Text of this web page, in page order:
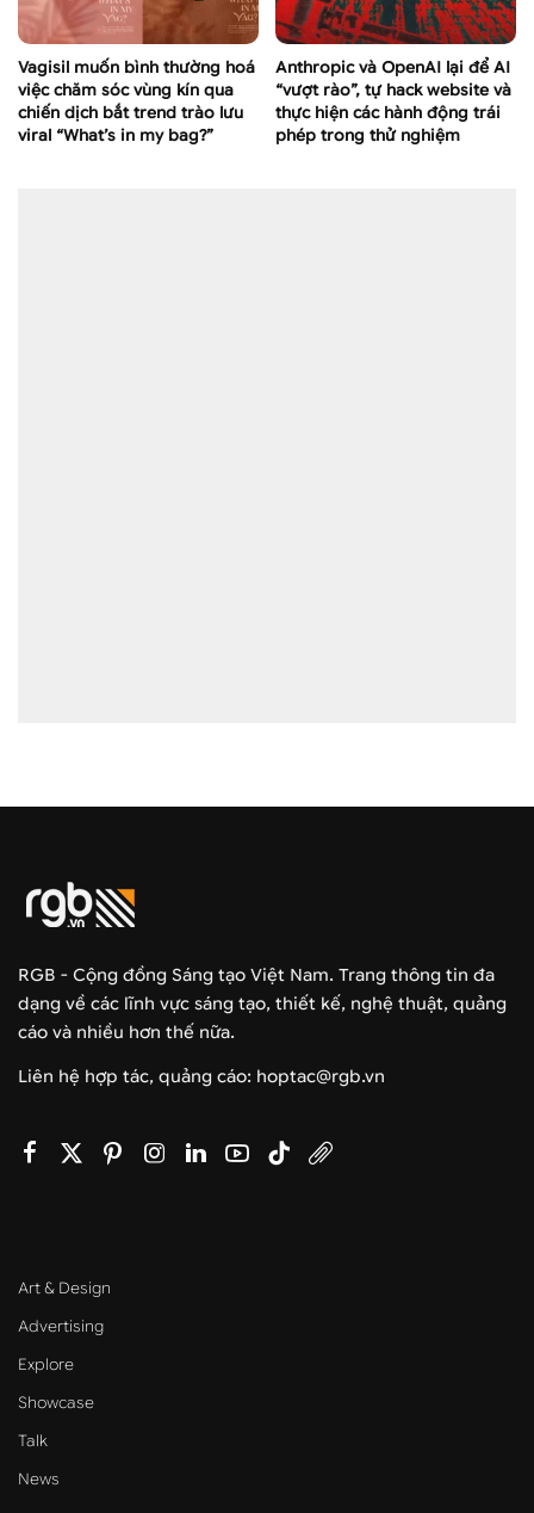
Vagisil muốn bình thường hoá
việc chăm sóc vùng kín qua
chiến dịch bắt trend trào lưu
viral “What’s in my bag?”
Anthropic và OpenAI lại để AI
“vượt rào”, tự hack website và
thực hiện các hành động trái
phép trong thử nghiệm
RGB - Cộng đồng Sáng tạo Việt Nam. Trang thông tin đa
dạng về các lĩnh vực sáng tạo, thiết kế, nghệ thuật, quảng
cáo và nhiều hơn thế nữa.
Liên hệ hợp tác, quảng cáo: hoptac@rgb.vn
Art & Design
Advertising
Explore
Showcase
Talk
News